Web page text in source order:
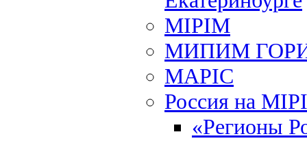
MIPIM
МИПИМ
MAPIC
Россия на
«Регионы